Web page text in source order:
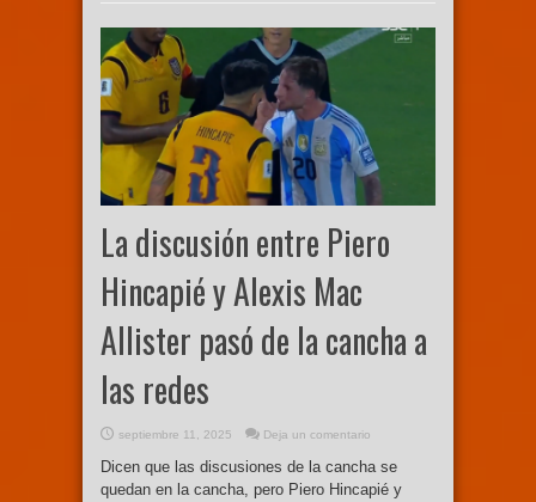
La discusión entre Piero
Hincapié y Alexis Mac
Allister pasó de la cancha a
las redes
septiembre 11, 2025 Deja un comentario
Dicen que las discusiones de la cancha se
quedan en la cancha, pero Piero Hincapié y